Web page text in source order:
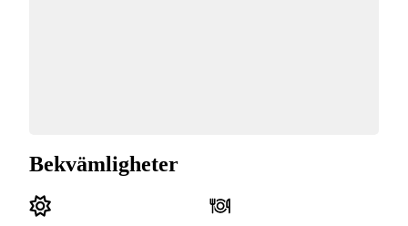
Bekvämligheter